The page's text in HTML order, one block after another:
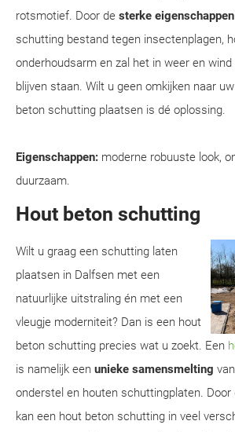
rotsmotief. Door de sterke eigenschappen
schutting bestand tegen insectenplagen,
onderhoudsarm en zal het in weer en
blijven staan. Wilt u geen omkijken naar
beton schutting plaatsen is dé oplossing.
Eigenschappen: moderne robuuste look,
duurzaam.
Hout beton schutting
Wilt u graag een schutting laten
plaatsen in Dalfsen met een
natuurlijke uitstraling én met een
vleugje moderniteit? Dan is een hout
beton schutting precies wat u zoekt. Een
is namelijk een unieke samensmelting
onderstel en houten schuttingplaten. Door
kan een hout beton schutting in veel